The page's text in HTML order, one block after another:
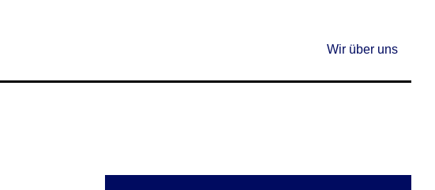
Wir über uns